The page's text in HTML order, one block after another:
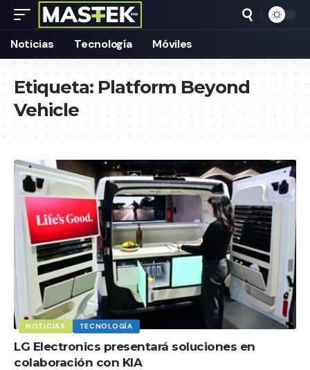
Noticias Tecnología Móviles
Etiqueta:Platform Beyond
Vehicle
NOTICIAS TECNOLOGÍA
LG Electronics presentará soluciones en
colaboración con KIA